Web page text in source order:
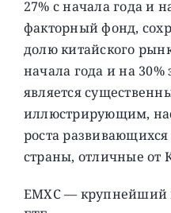
27% с начала года и
факторный фонд,
долю китайского
начала года и на 30%
является
иллюстрирующим,
роста
страны, отличные от
EMXC —